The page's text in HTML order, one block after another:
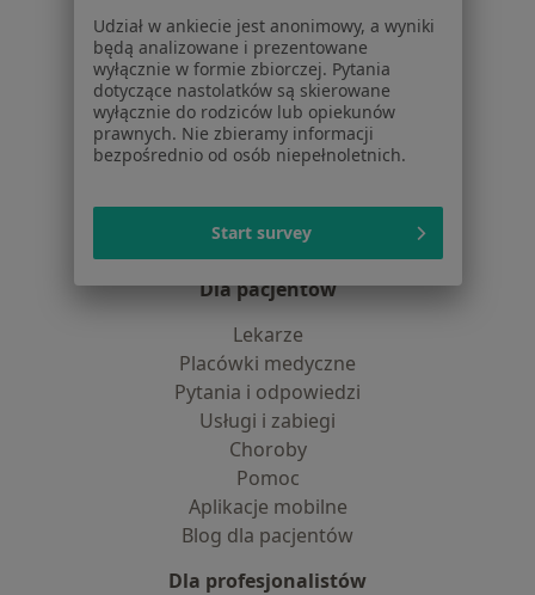
dane pozyskaliśmy samodzielnie
Polityka cookies
Jak działają wyniki wyszukiwania
Dostępność
O nas
Praca Rekrutujemy!
Centrum prasowe
Kontakt
Dla pacjentów
Lekarze
Placówki medyczne
Pytania i odpowiedzi
Usługi i zabiegi
Choroby
Pomoc
Aplikacje mobilne
Blog dla pacjentów
Dla profesjonalistów
Udział w ankiecie jest anonimowy, a wyniki
będą analizowane i prezentowane
wyłącznie w formie zbiorczej. Pytania
dotyczące nastolatków są skierowane
wyłącznie do rodziców lub opiekunów
prawnych. Nie zbieramy informacji
bezpośrednio od osób niepełnoletnich.
Start survey